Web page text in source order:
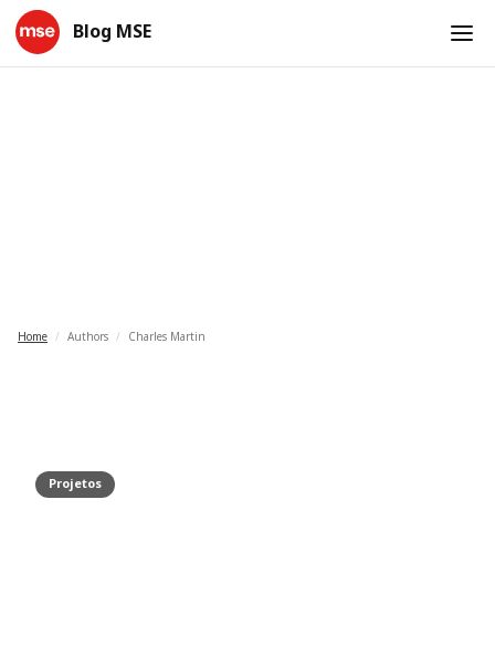
Blog MSE
Home / Authors / Charles Martin
Projetos